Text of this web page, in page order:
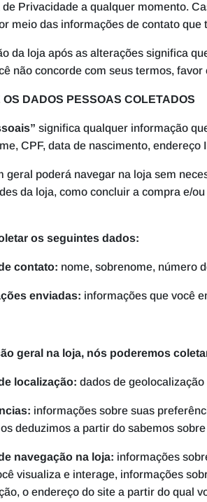
Privacidade a qualquer momento.
meio das informações de contato
da loja após as alterações significa
não concorde com seus termos,
OS DADOS PESSOAS COLETADOS
significa qualquer informação
CPF, data de nascimento, endereço
geral poderá navegar na loja sem
da loja, como concluir a compra e/
os seguintes dados:
contato: nome, sobrenome, número
enviadas: informações que você
geral na loja, nós poderemos
localização: dados de
informações sobre suas
deduzimos a partir do sabemos
navegação na loja: informações
visualiza e interage, informações
o endereço do site a partir do qual